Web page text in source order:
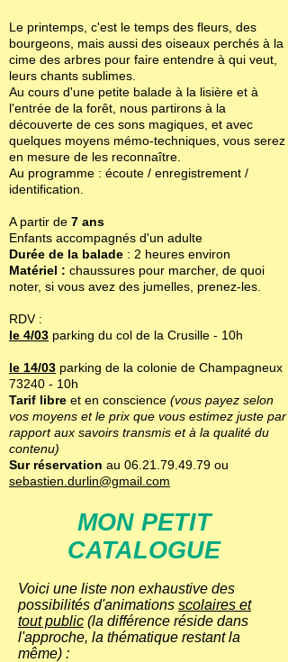
Le printemps, c'est le temps des fleurs, des
bourgeons, mais aussi des oiseaux perchés à la
cime des arbres pour faire entendre à qui veut,
leurs chants sublimes.
Au cours d'une petite balade à la lisière et à
l'entrée de la forêt, nous partirons à la
découverte de ces sons magiques, et avec
quelques moyens mémo-techniques, vous serez
en mesure de les reconnaître.
Au programme : écoute / enregistrement /
identification.
A partir de 7 ans
Enfants accompagnés d'un adulte
Durée de la balade : 2 heures environ
Matériel : chaussures pour marcher, de quoi
noter, si vous avez des jumelles, prenez-les.
RDV :
le 4/03 parking du col de la Crusille - 10h
le 14/03 parking de la colonie de Champagneux
73240 - 10h
Tarif libre et en conscience (vous payez selon
vos moyens et le prix que vous estimez juste par
rapport aux savoirs transmis et à la qualité du
contenu)
Sur réservation au 06.21.79.49.79 ou
sebastien.durlin@gmail.com
MON PETIT
CATALOGUE
Voici une liste non exhaustive des
possibilités d'animations scolaires et
tout public (la différence réside dans
l'approche, la thématique restant la
même) :